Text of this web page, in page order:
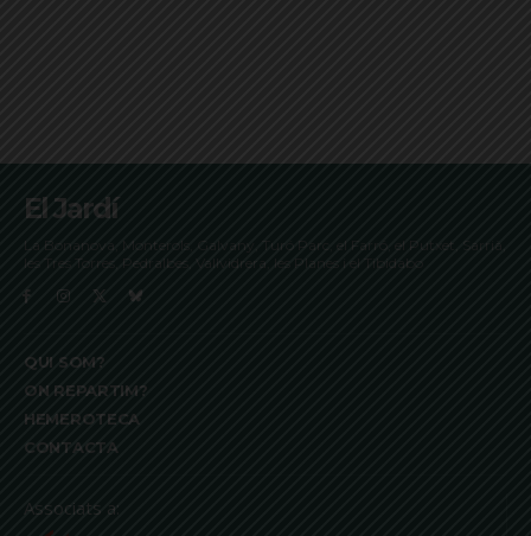
El Jardí
La Bonanova, Monterols, Galvany, Turó Parc, el Farró, el Putxet, Sarrià,
les Tres Torres, Pedralbes, Vallvidrera, les Planes i el Tibidabo
QUI SOM?
ON REPARTIM?
HEMEROTECA
CONTACTA
Associats a: